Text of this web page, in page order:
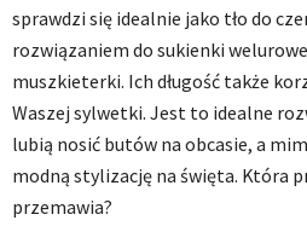
sprawdzi się idealnie jako tło do
rozwiązaniem do sukienki
muszkieterki. Ich długość także
Waszej sylwetki. Jest to idealne
lubią nosić butów na obcasie, a
modną stylizację na święta. Która
przemawia?